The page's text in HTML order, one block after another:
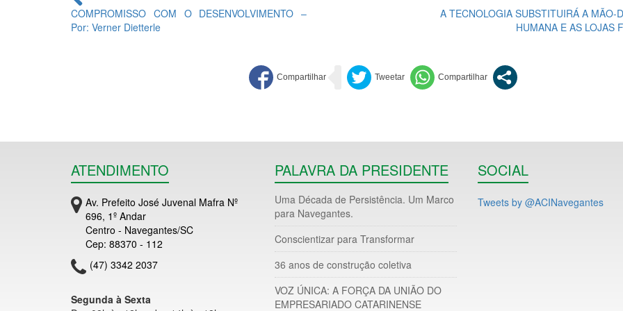
COMPROMISSO COM O DESENVOLVIMENTO –
Por: Verner Dietterle
A TECNOLOGIA SUBSTITUIRÁ A MÃO-
HUMANA E AS LOJAS
ATENDIMENTO
Av. Prefeito José Juvenal Mafra Nº
696, 1º Andar
Centro - Navegantes/SC
Cep: 88370 - 112
(47) 3342 2037
Segunda à Sexta
PALAVRA DA PRESIDENTE
Uma Década de Persistência. Um Marco
para Navegantes.
Conscientizar para Transformar
36 anos de construção coletiva
VOZ ÚNICA: A FORÇA DA UNIÃO DO
EMPRESARIADO CATARINENSE
SOCIAL
Tweets by @ACINavegantes